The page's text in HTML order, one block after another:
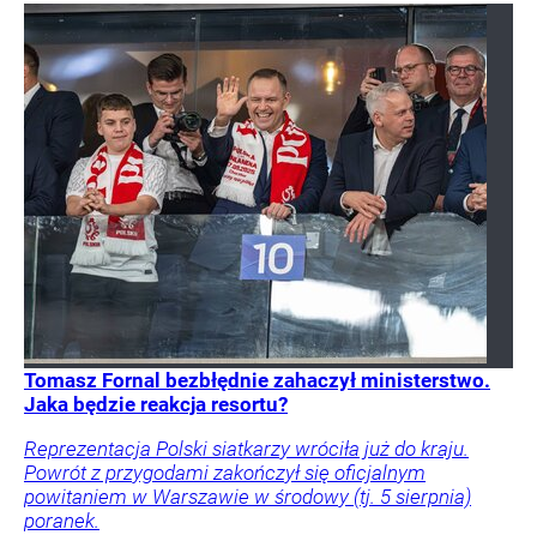
Tomasz Fornal bezbłędnie zahaczył ministerstwo.
Jaka będzie reakcja resortu?
Reprezentacja Polski siatkarzy wróciła już do kraju.
Powrót z przygodami zakończył się oficjalnym
powitaniem w Warszawie w środowy (tj. 5 sierpnia)
poranek.